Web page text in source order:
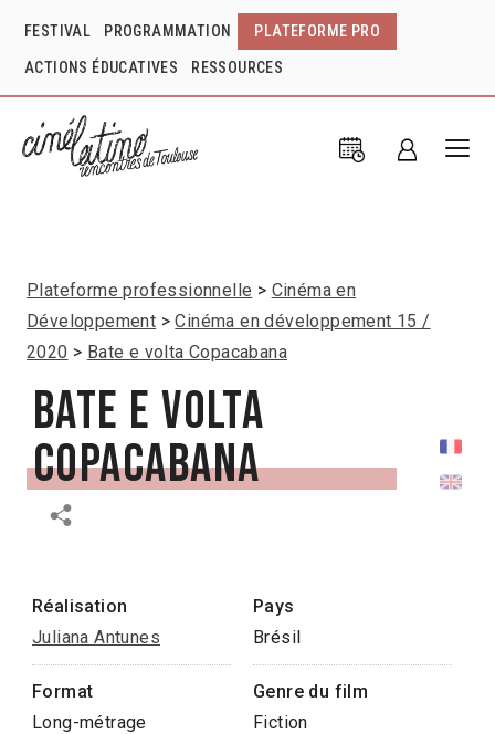
FESTIVAL PROGRAMMATION PLATEFORME PRO
ACTIONS ÉDUCATIVES RESSOURCES
Plateforme professionnelle
Cinéma en
Développement
Cinéma en développement 15 /
2020
Bate e volta Copacabana
Bate e volta
Copacabana
Réalisation
Juliana Antunes
Pays
Brésil
Format
Long-métrage
Genre du film
Fiction